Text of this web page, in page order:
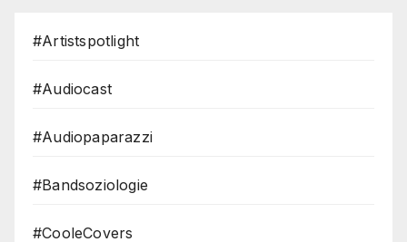
#Artistspotlight
#Audiocast
#Audiopaparazzi
#Bandsoziologie
#CooleCovers